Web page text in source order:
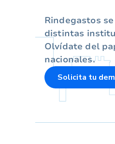
Rindegastos
distintas
Olvídate del
nacionales.
Solicita tu